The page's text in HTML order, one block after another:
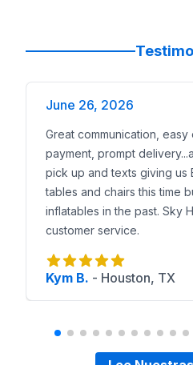
June 26, 2026
Great communication,
payment, prompt
pick up and texts giving us
tables and chairs this time
inflatables in the past. Sky
customer service.
Kym B. - Houston, TX